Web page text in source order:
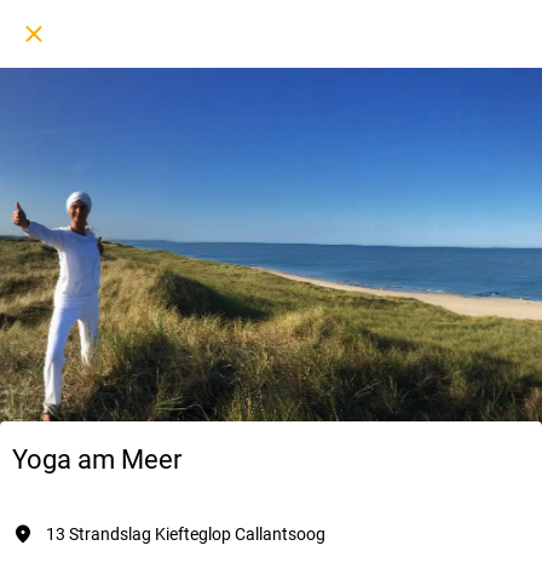
Yoga am Meer
13 Strandslag Kiefteglop Callantsoog